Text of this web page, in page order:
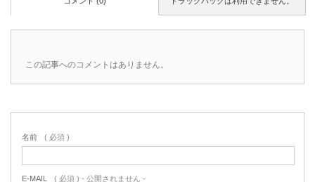
この記事へのコメントはありません。
名前 ( 必須 )
E-MAIL ( 必須 ) - 公開されません -